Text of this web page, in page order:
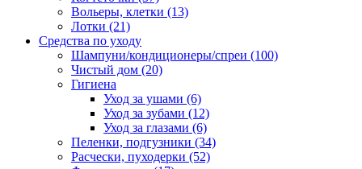
Вольеры, клетки (13)
Лотки (21)
Средства по уходу
Шампуни/кондиционеры/спреи (100)
Чистый дом (20)
Гигиена
Уход за ушами (6)
Уход за зубами (12)
Уход за глазами (6)
Пеленки, подгузники (34)
Расчески, пуходерки (52)